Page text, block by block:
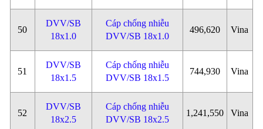
50
DVV/SB
18x1.0
Cáp chống nhiễu
DVV/SB 18x1.0
496,620 Vina
51
DVV/SB
18x1.5
Cáp chống nhiễu
DVV/SB 18x1.5
744,930 Vina
52
DVV/SB
18x2.5
Cáp chống nhiễu
DVV/SB 18x2.5
1,241,550 Vina